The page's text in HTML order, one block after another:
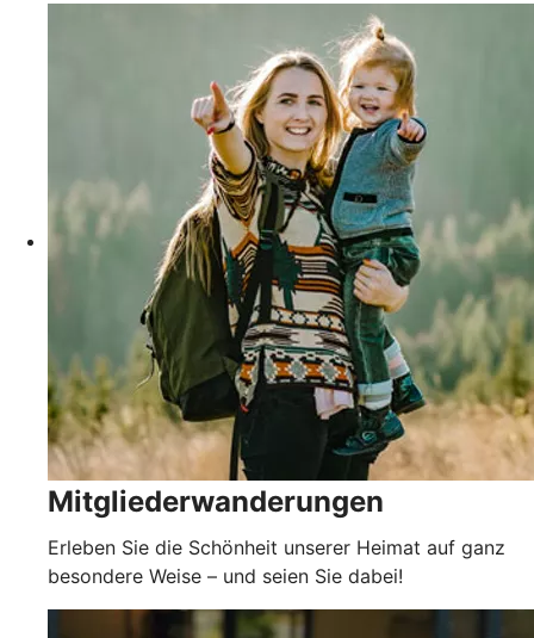
Mitgliederwanderungen
Erleben Sie die Schönheit unserer Heimat auf ganz
besondere Weise – und seien Sie dabei!